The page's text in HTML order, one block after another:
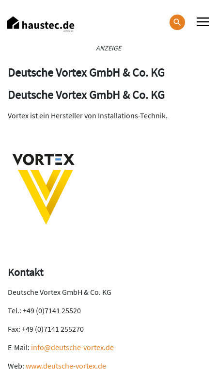
zum
Inhalt
ANZEIGE
Deutsche Vortex GmbH & Co. KG
Deutsche Vortex GmbH & Co. KG
Vortex ist ein Hersteller von Installations-Technik.
Kontakt
Deutsche Vortex GmbH & Co. KG
Tel.: +49 (0)7141 25520
Fax: +49 (0)7141 255270
E-Mail: info@deutsche-vortex.de
Web: www.deutsche-vortex.de